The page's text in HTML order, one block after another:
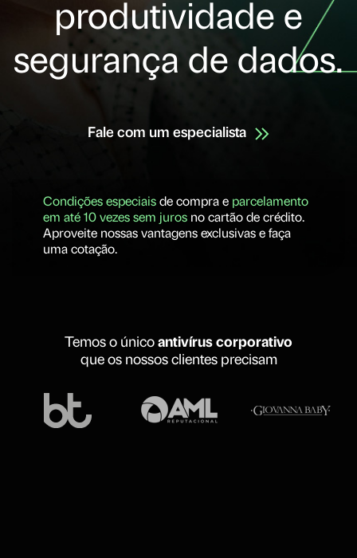
produtividade e
segurança de dados.
Fale com um especialista
Condições especiais de compra e parcelamento
em até 10 vezes sem juros no cartão de crédito.
Aproveite nossas vantagens exclusivas e faça
uma cotação.
Temos o único antivírus corporativo
que os nossos clientes precisam